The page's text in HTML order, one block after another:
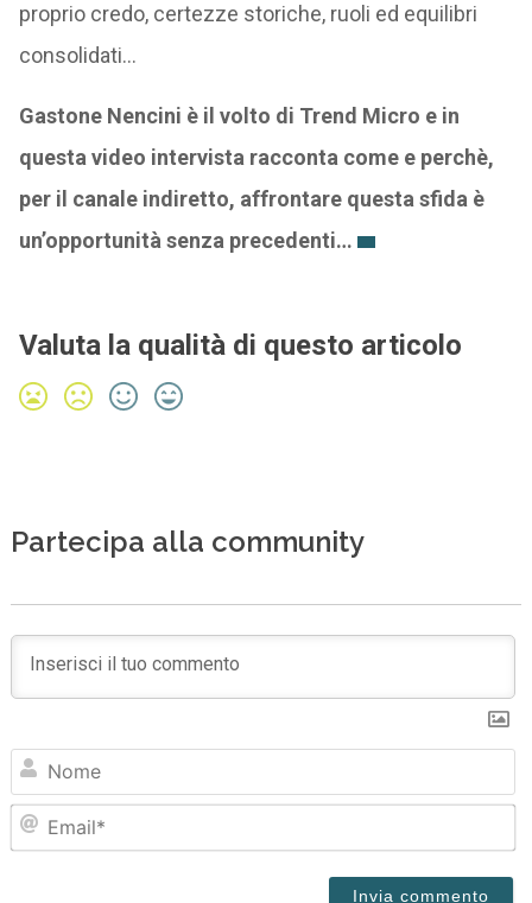
proprio credo, certezze storiche, ruoli ed equilibri
consolidati…
Gastone Nencini è il volto di Trend Micro e in
questa video intervista racconta come e perchè,
per il canale indiretto, affrontare questa sfida è
un’opportunità senza precedenti…
Valuta la qualità di questo articolo
Partecipa alla community